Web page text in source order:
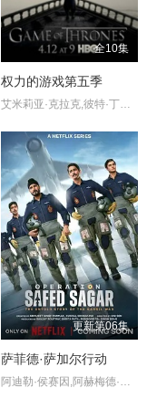
全10集
权力的游戏第五季
艾米莉亚·克拉克,彼特·丁克拉奇,基特·哈灵顿,琳娜·海蒂,尼古拉·科斯特-瓦尔道,麦茜·威廉姆斯,苏菲·特纳,娜塔莉·多默尔,艾丹·吉伦,斯蒂芬·迪兰,约翰·C·布莱德利
更新第06集
萨菲德·萨加尔行动